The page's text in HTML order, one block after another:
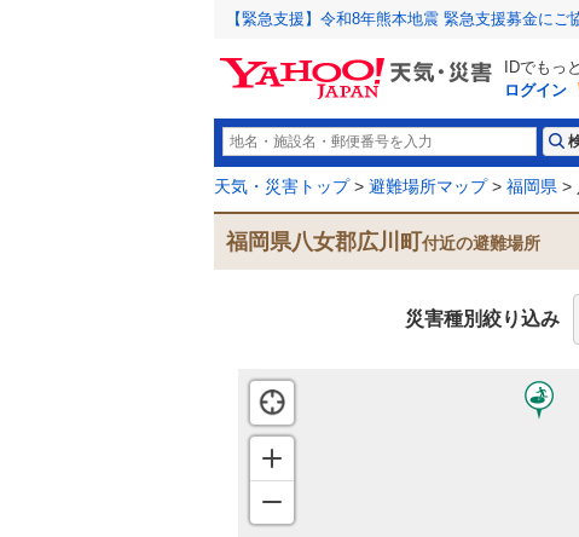
【緊急支援】令和8年熊本地震 緊急支援募金にご
IDでもっ
ログイン
天気・災害トップ> 避難場所マップ> 福岡県 >
福岡県八女郡広川町 付近の避難場所
災害種別絞り込み